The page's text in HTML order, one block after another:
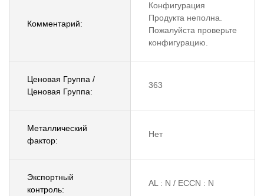
Комментарий:
Конфигурация
Продукта неполна.
Пожалуйста проверьте
конфигурацию.
Ценовая Группа /
Ценовая Группа:
363
Металлический
фактор:
Нет
Экспортный
контроль:
AL : N / ECCN : N